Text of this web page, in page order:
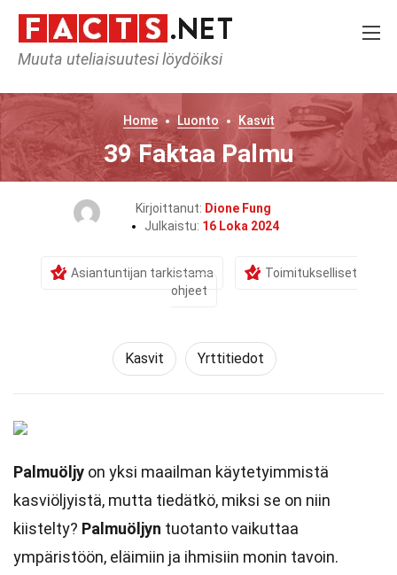
Muuta uteliaisuutesi löydöiksi
Home Luonto Kasvit
39 Faktaa Palmu
Kirjoittanut: Dione Fung
Julkaistu: 16 Loka 2024
Asiantuntijan tarkistama
Toimitukselliset
ohjeet
Kasvit Yrttitiedot
Palmuöljy on yksi maailman käytetyimmistä
kasviöljyistä, mutta tiedätkö, miksi se on niin
kiistelty? Palmuöljyn tuotanto vaikuttaa
ympäristöön, eläimiin ja ihmisiin monin tavoin.